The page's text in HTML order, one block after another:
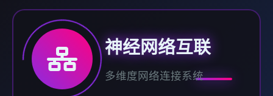
神经网络互联
多维度网络连接系统